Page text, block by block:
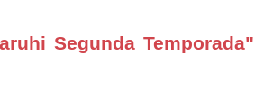
Segunda Temporada"